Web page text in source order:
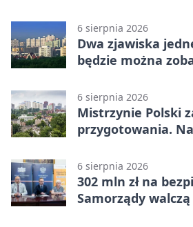
6 sierpnia 2026
Dwa zjawiska
będzie można
6 sierpnia 2026
Mistrzynie Polski
przygotowania.
6 sierpnia 2026
302 mln zł na
Samorządy